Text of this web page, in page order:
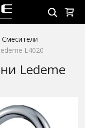
Смесители
L4020
Ledeme